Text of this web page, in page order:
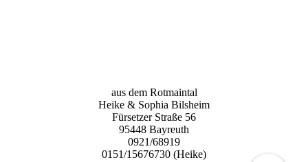
aus dem Rotmaintal
Heike & Sophia Bilsheim
Fürsetzer Straße 56
95448 Bayreuth
0921/68919
0151/15676730 (Heike)